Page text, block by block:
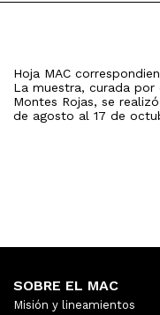
Hoja MAC
La muestra, curada por
Montes Rojas, se
de agosto al 17 de
SOBRE EL MAC
Misión y lineamientos